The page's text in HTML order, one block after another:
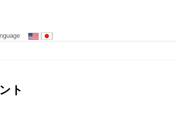
ト